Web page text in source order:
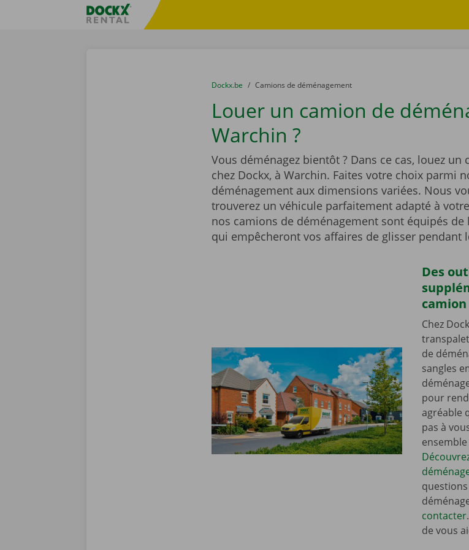
sitename
You are here:
du
Dockx.be to
Camions de déménagement
Louer un camion de
Warchin ?
Vous déménagez bientôt ? Dans ce cas, louez
chez Dockx, à Warchin. Faites votre choix parmi
déménagement aux dimensions variées. Nous
trouverez un véhicule parfaitement adapté à
nos camions de déménagement sont équipés de
qui empêcheront vos affaires de glisser pendant
Des
Chez
de
sangles
pour
agréable
pas à
contacter
de vous